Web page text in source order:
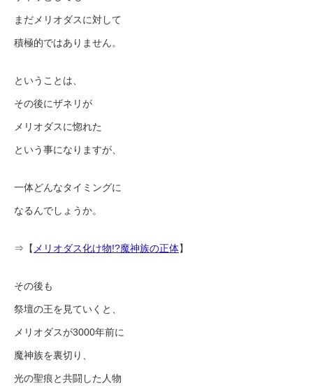
まだメリオダスに対して
積極的ではありません。
ということは、
その後にザネリが
メリオダスに惚れた
という事になりますが、
一体どんなタイミングに
なるんでしょうか。
⇒【 メリオダス化け物!?魔神族の正体】
その後も
祭壇の王を見ていくと、
メリオダスが3000年前に
魔神族を裏切り、
光の聖痕と共闘した人物